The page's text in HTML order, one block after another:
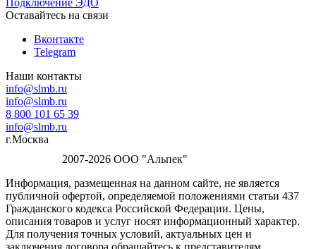
Оставайтесь на связи
Вконтакте
Telegram
Наши контакты
info@slmb.ru
info@slmb.ru
8 800 101 65 39
info@slmb.ru
г.Москва
2007-2026 ООО "Альпек"
Информация, размещенная на данном сайте, не является
публичной офертой, определяемой положениями статьи 437
Гражданского кодекса Российской Федерации. Цены,
описания товаров и услуг носят информационный характер.
Для получения точных условий, актуальных цен и
заключения договора обращайтесь к представителям